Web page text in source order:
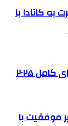
به کانادا با
۲۰۲۵
موفقیت با